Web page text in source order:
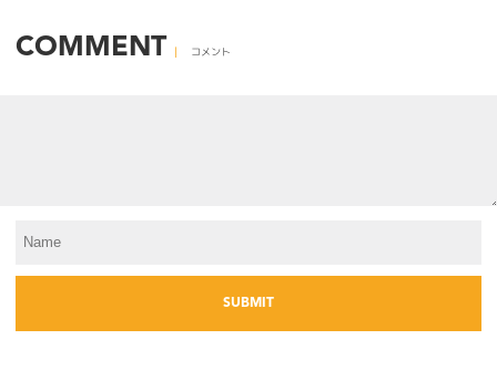
COMMENT コメント